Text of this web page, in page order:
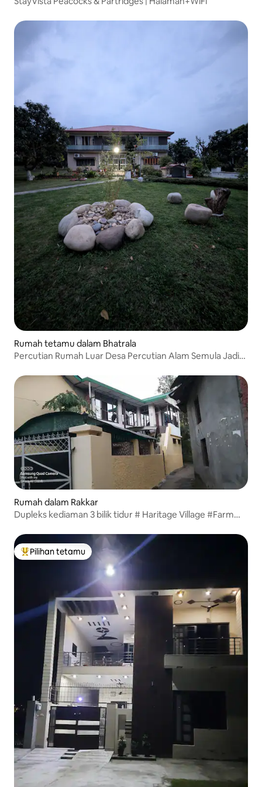
Rumah tetamu dalam Bhatrala
Percutian Rumah Luar Desa Percutian Alam Semula Jadi
Rumah dalam Rakkar
Dupleks kediaman 3 bilik tidur # Haritage Village #Farm
Pilihan utama tetamu
Pilihan tetamu